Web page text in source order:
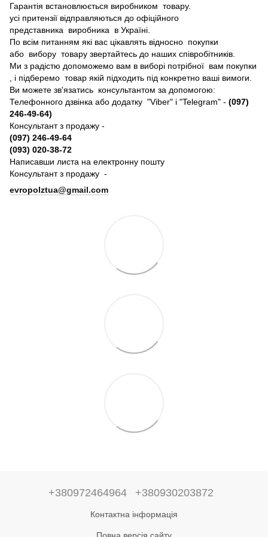
Гарантія встановлюється виробником товару.
усі притензії відправляються до офіційного
представника виробника в Україні.
По всім питанням які вас цікавлять відносно покупки
або вибору товару звертайтесь до наших співробітників.
Ми з радістю допоможемо вам в виборі потрібної вам покупки
, і підберемо товар якій підходить під конкретно ваші вимоги.
Ви можете зв'язатись консультантом за допомогою:
Телефонного дзвінка або додатку "Viber" і "Telegram" - (097)
246-49-64)
Консультант з продажу -
(097) 246-49-64
(093) 020-38-72
Написавши листа на електронну пошту
Консультант з продажу -
evropolztua@gmail.com
+380972464964 +380930203872
Контактна інформація
Повна версія сайту